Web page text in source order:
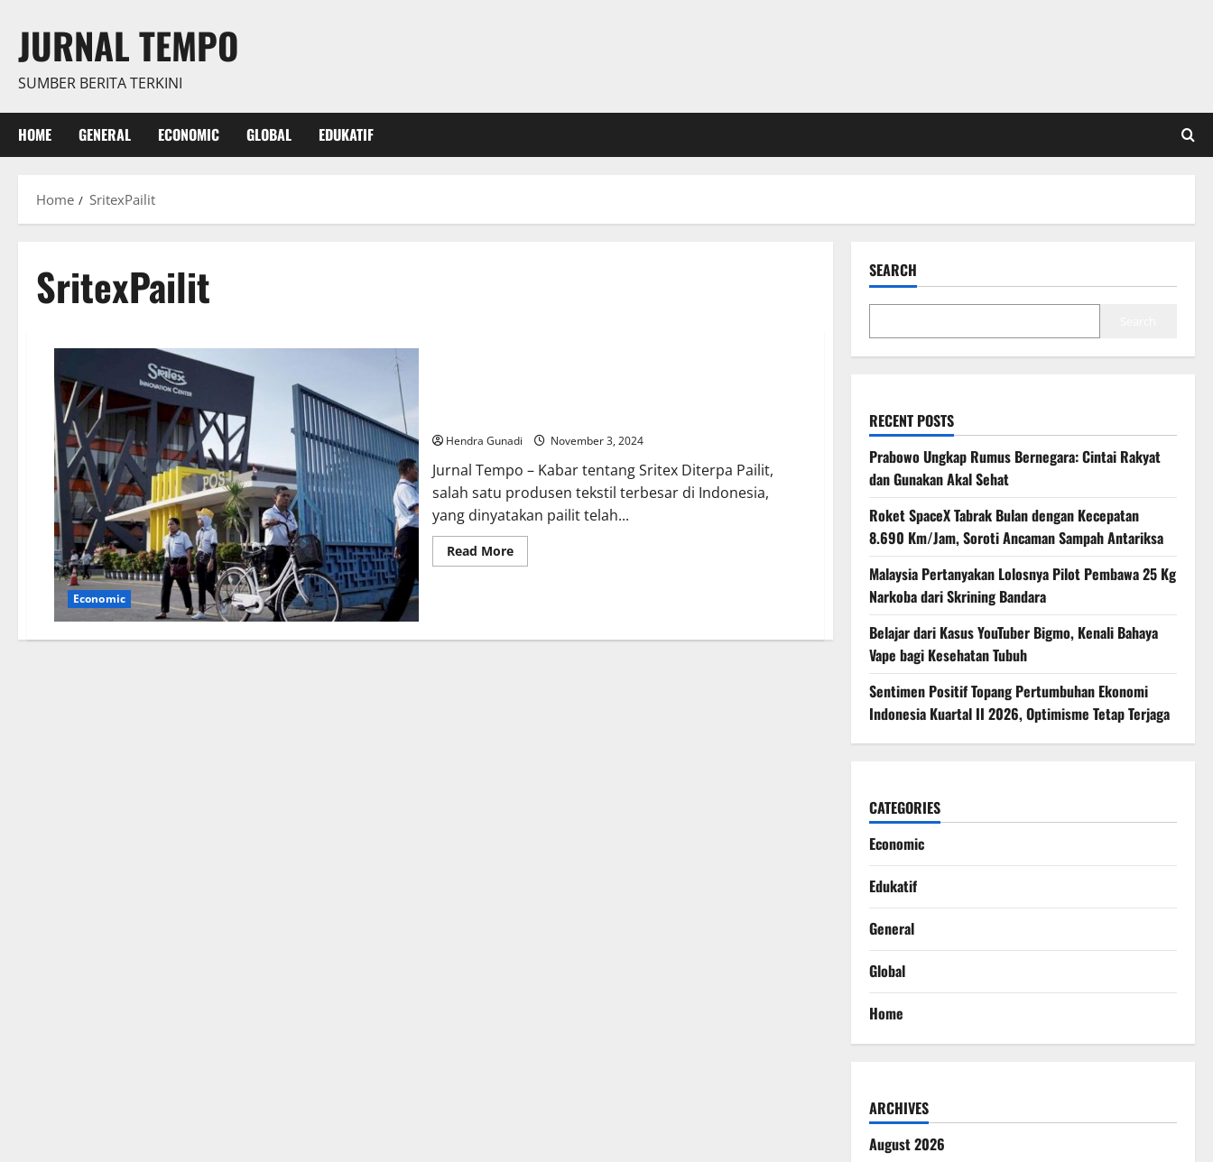
content
JURNAL TEMPO
SUMBER BERITA TERKINI
HOME GENERAL ECONOMIC GLOBAL EDUKATIF
Home SritexPailit
SritexPailit
Economic
Hendra Gunadi November 3, 2024
Jurnal Tempo – Kabar tentang Sritex Diterpa Pailit,
salah satu produsen tekstil terbesar di Indonesia,
yang dinyatakan pailit telah...
Read MoreRead
more
dan
SEARCH
RECENT POSTS
Prabowo Ungkap Rumus Bernegara: Cintai Rakyat
dan Gunakan Akal Sehat
Roket SpaceX Tabrak Bulan dengan Kecepatan
8.690 Km/Jam, Soroti Ancaman Sampah Antariksa
Malaysia Pertanyakan Lolosnya Pilot Pembawa 25 Kg
Narkoba dari Skrining Bandara
Belajar dari Kasus YouTuber Bigmo, Kenali Bahaya
Vape bagi Kesehatan Tubuh
Sentimen Positif Topang Pertumbuhan Ekonomi
Indonesia Kuartal II 2026, Optimisme Tetap Terjaga
CATEGORIES
Economic
Edukatif
General
Global
Home
ARCHIVES
August 2026